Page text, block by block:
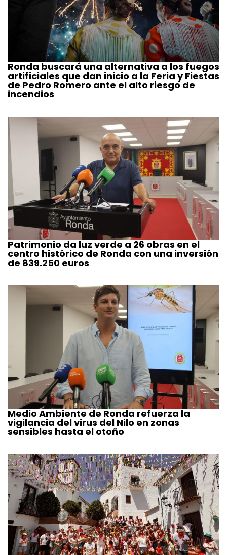
Ronda buscará una alternativa a los fuegos
artificiales que dan inicio a la Feria y Fiestas
de Pedro Romero ante el alto riesgo de
incendios
Patrimonio da luz verde a 26 obras en el
centro histórico de Ronda con una inversión
de 839.250 euros
Medio Ambiente de Ronda refuerza la
vigilancia del virus del Nilo en zonas
sensibles hasta el otoño